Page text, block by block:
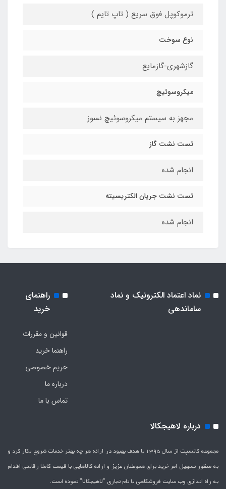
ترموکوپل فوق سریع ( تاپ تایم )
نوع سوخت
گازشهری-گازمایع
میکروسوئیچ
مجهز به سیستم میکروسوئیچ نسوز
تست نشت گاز
انجام شده
تست نشت جریان الکتریسیته
انجام شده
نماد اعتماد الکترونیک و نماد
ساماندهی
راهنمای
خرید
قوانین و مقررات
راهنما خرید
حریم خصوصی
درباره ما
تماس با ما
درباره لاهیجکالا
مجموعه کانسپت از سال 1395 با هدف بهبود در ارائه هر چه بهتر خدمات شروع بکار کرد و
به منظور تسهیل امر خرید برای هموطنان عزیز و ارائه کالاهایی با قیمت کاملاَ رقابتی اقدام
به راه اندازی وب سایت فروشگاهی با نام تجاری "لاهیج­کالا" نموده است.